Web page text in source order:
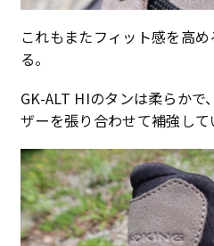
これもまたフィット感を高
る。
GK-ALT HIのタンは柔らかで
ザーを張り合わせて補強して